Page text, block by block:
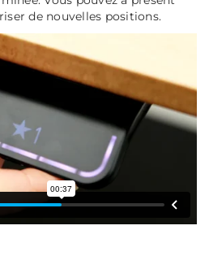
de nouvelles positions.